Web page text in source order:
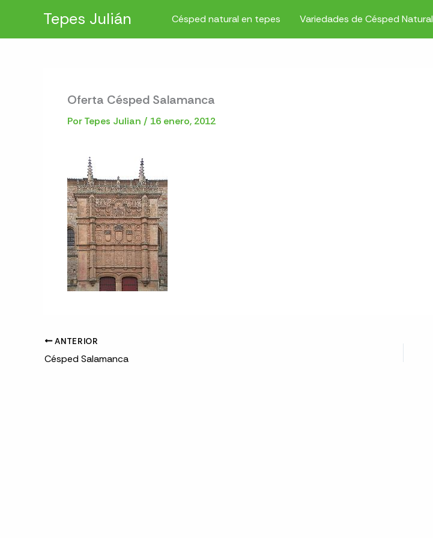
contenido
Tepes Julián Césped natural en tepes Variedades de Césped Natural
Oferta Césped Salamanca
PorTepes Julian / 16 enero, 2012
ANTERIOR
Césped Salamanca